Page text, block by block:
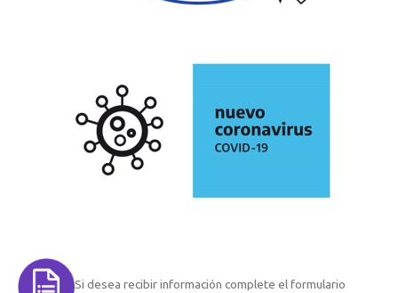
Si desea recibir información complete el formulario